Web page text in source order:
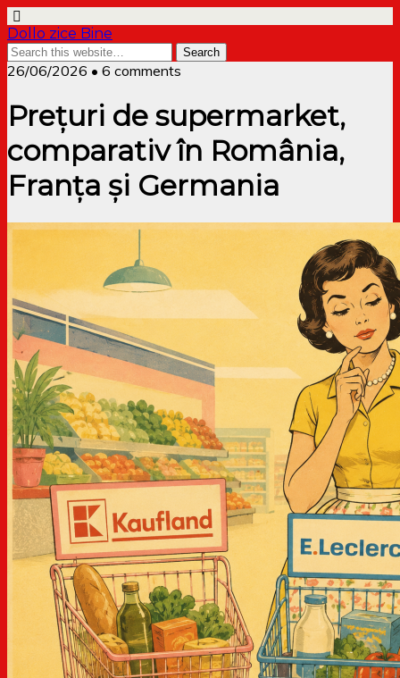
Dollo zice Bine
26/06/2026 • 6 comments
Prețuri de supermarket,
comparativ în România,
Franța și Germania